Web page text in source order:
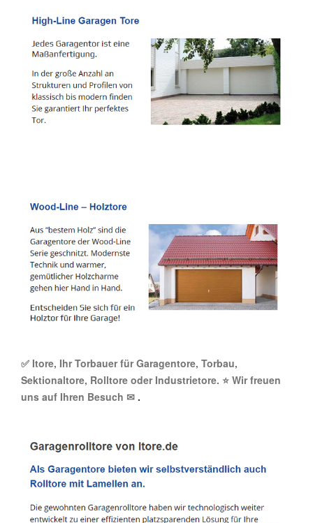
✅ Itore, Ihr Torbauer für Garagentore, Torbau,
Sektionaltore, Rolltore oder Industrietore. ⭐ Wir freuen
uns auf Ihren Besuch ✉ .